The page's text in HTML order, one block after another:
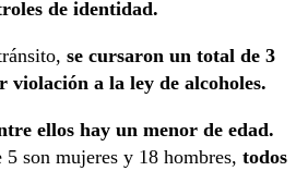
de identidad.
se cursaron un total de 3
violación a la ley de alcoholes.
ellos hay un menor de edad.
son mujeres y 18 hombres, todos